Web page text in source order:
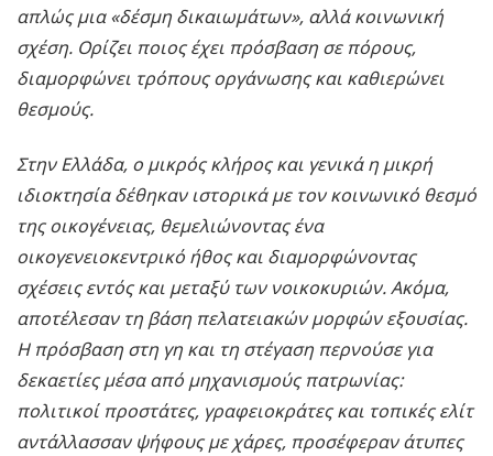
απλώς μια «δέσμη δικαιωμάτων», αλλά κοινωνική
σχέση. Ορίζει ποιος έχει πρόσβαση σε πόρους,
διαμορφώνει τρόπους οργάνωσης και καθιερώνει
θεσμούς.
Στην Ελλάδα, ο μικρός κλήρος και γενικά η μικρή
ιδιοκτησία δέθηκαν ιστορικά με τον κοινωνικό θεσμό
της οικογένειας, θεμελιώνοντας ένα
οικογενειοκεντρικό ήθος και διαμορφώνοντας
σχέσεις εντός και μεταξύ των νοικοκυριών. Ακόμα,
αποτέλεσαν τη βάση πελατειακών μορφών εξουσίας.
Η πρόσβαση στη γη και τη στέγαση περνούσε για
δεκαετίες μέσα από μηχανισμούς πατρωνίας:
πολιτικοί προστάτες, γραφειοκράτες και τοπικές ελίτ
αντάλλασσαν ψήφους με χάρες, προσέφεραν άτυπες